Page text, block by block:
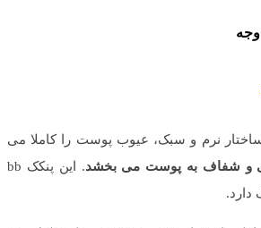
نرم و سبک، عیوب پوست را کاملا می
و شفاف به پوست می بخشد
. این پنکک bb